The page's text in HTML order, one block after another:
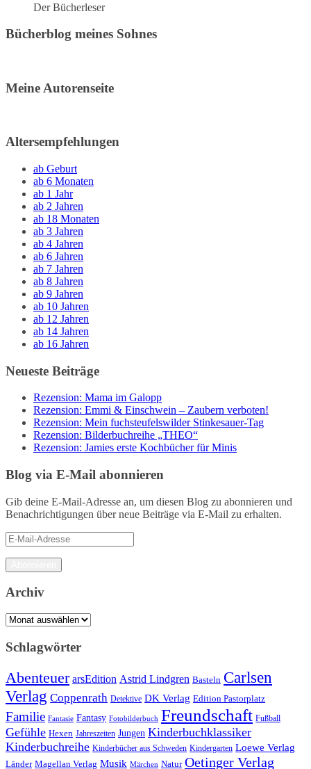
Der Bücherleser
Bücherblog meines Sohnes
Meine Autorenseite
Altersempfehlungen
ab Geburt
ab 6 Monaten
ab 1 Jahr
ab 2 Jahren
ab 18 Monaten
ab 3 Jahren
ab 4 Jahren
ab 6 Jahren
ab 7 Jahren
ab 8 Jahren
ab 9 Jahren
ab 10 Jahren
ab 12 Jahren
ab 14 Jahren
ab 16 Jahren
Neueste Beiträge
Rezension: Mama im Galopp
Rezension: Emmi & Einschwein – Zaubern verboten!
Rezension: Mein fuchsteufelswilder Stinkesauer-Tag
Rezension: Bilderbuchreihe „THEO“
Rezension: Jamies erste Kochbücher für Minis
Blog via E-Mail abonnieren
Gib deine E-Mail-Adresse an, um diesen Blog zu abonnieren und
Benachrichtigungen über neue Beiträge via E-Mail zu erhalten.
E-
Mail-
Adresse
Archiv
Archiv
Schlagwörter
Abenteuer arsEdition Astrid Lindgren Basteln Carlsen
Verlag Coppenrath Detektive DK Verlag Edition Pastorplatz
Familie Fantasie Fantasy Fotobilderbuch Freundschaft Fußball
Gefühle Hexen Jahreszeiten Jungen Kinderbuchklassiker
Kinderbuchreihe Kinderbücher aus Schweden Kindergarten Loewe Verlag
Länder Magellan Verlag Musik Märchen Natur Oetinger Verlag